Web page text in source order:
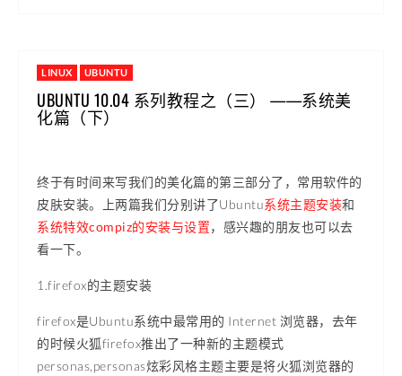
LINUX UBUNTU
UBUNTU 10.04 系列教程之（三） ——系统美
化篇（下）
终于有时间来写我们的美化篇的第三部分了，常用软件的
皮肤安装。上两篇我们分别讲了Ubuntu系统主题安装和
系统特效compiz的安装与设置，感兴趣的朋友也可以去
看一下。
1.firefox的主题安装
firefox是Ubuntu系统中最常用的 Internet 浏览器，去年
的时候火狐firefox推出了一种新的主题模式
personas,personas炫彩风格主题主要是将火狐浏览器的